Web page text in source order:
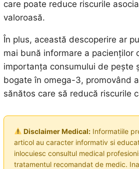
care poate reduce riscurile
valoroasă.
În plus, această descoperire ar
mai bună informare a pacienților
importanța consumului de pește
bogate în omega-3, promovând
sănătos care să reducă riscurile
Disclaimer Medical:Informatiile
articol au caracter informativ si
inlocuiesc consultul medical
tratamentul recomandat de medic.